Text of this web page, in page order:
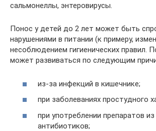
сальмонеллы, энтеровирусы.
Понос у детей до 2 лет может быть
нарушениями в питании (к примеру,
несоблюдением гигиенических правил.
может развиваться по следующим
из-за инфекций в кишечнике;
при заболеваниях простудного
при употреблении препаратов из
антибиотиков;